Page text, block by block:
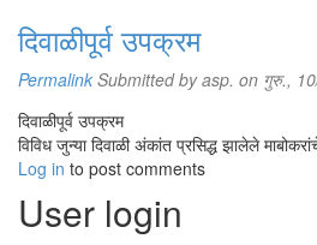
आधी कुठेही झालेली नाही. अंतःप्रेरणेने ही संकल्पना
तितकीशी सोपी नाही. त्या काळातील मोठ्या
घडलेल्या आहेत. कलनशास्त्रामध्ये अनंत संख्यांच्या
या संकल्पनेचा भाग आहे. लिओनार्ड ऑयलरने त्यांचा
१ - १ + १ - १ + १ - १ + ... = १/२
आणि
१ - २ + ३ - ४ + ५ - ६ + ... = १/४
दिवाळीपूर्व उपक्रम
Permalink Submitted byasp. on गुरु.,
दिवाळीपूर्व उपक्रम
विविध जुन्या दिवाळी अंकांत प्रसिद्ध झालेले
Log in to post comments
User login